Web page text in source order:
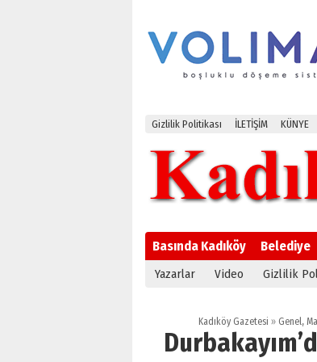
Gizlilik Politikası İLETİŞİM KÜNYE
Basında Kadıköy Belediye
Yazarlar Video Gizlilik
Kadıköy Gazetesi » Genel,